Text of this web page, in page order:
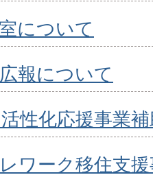
について
報について
性化応援事業
ワーク移住支